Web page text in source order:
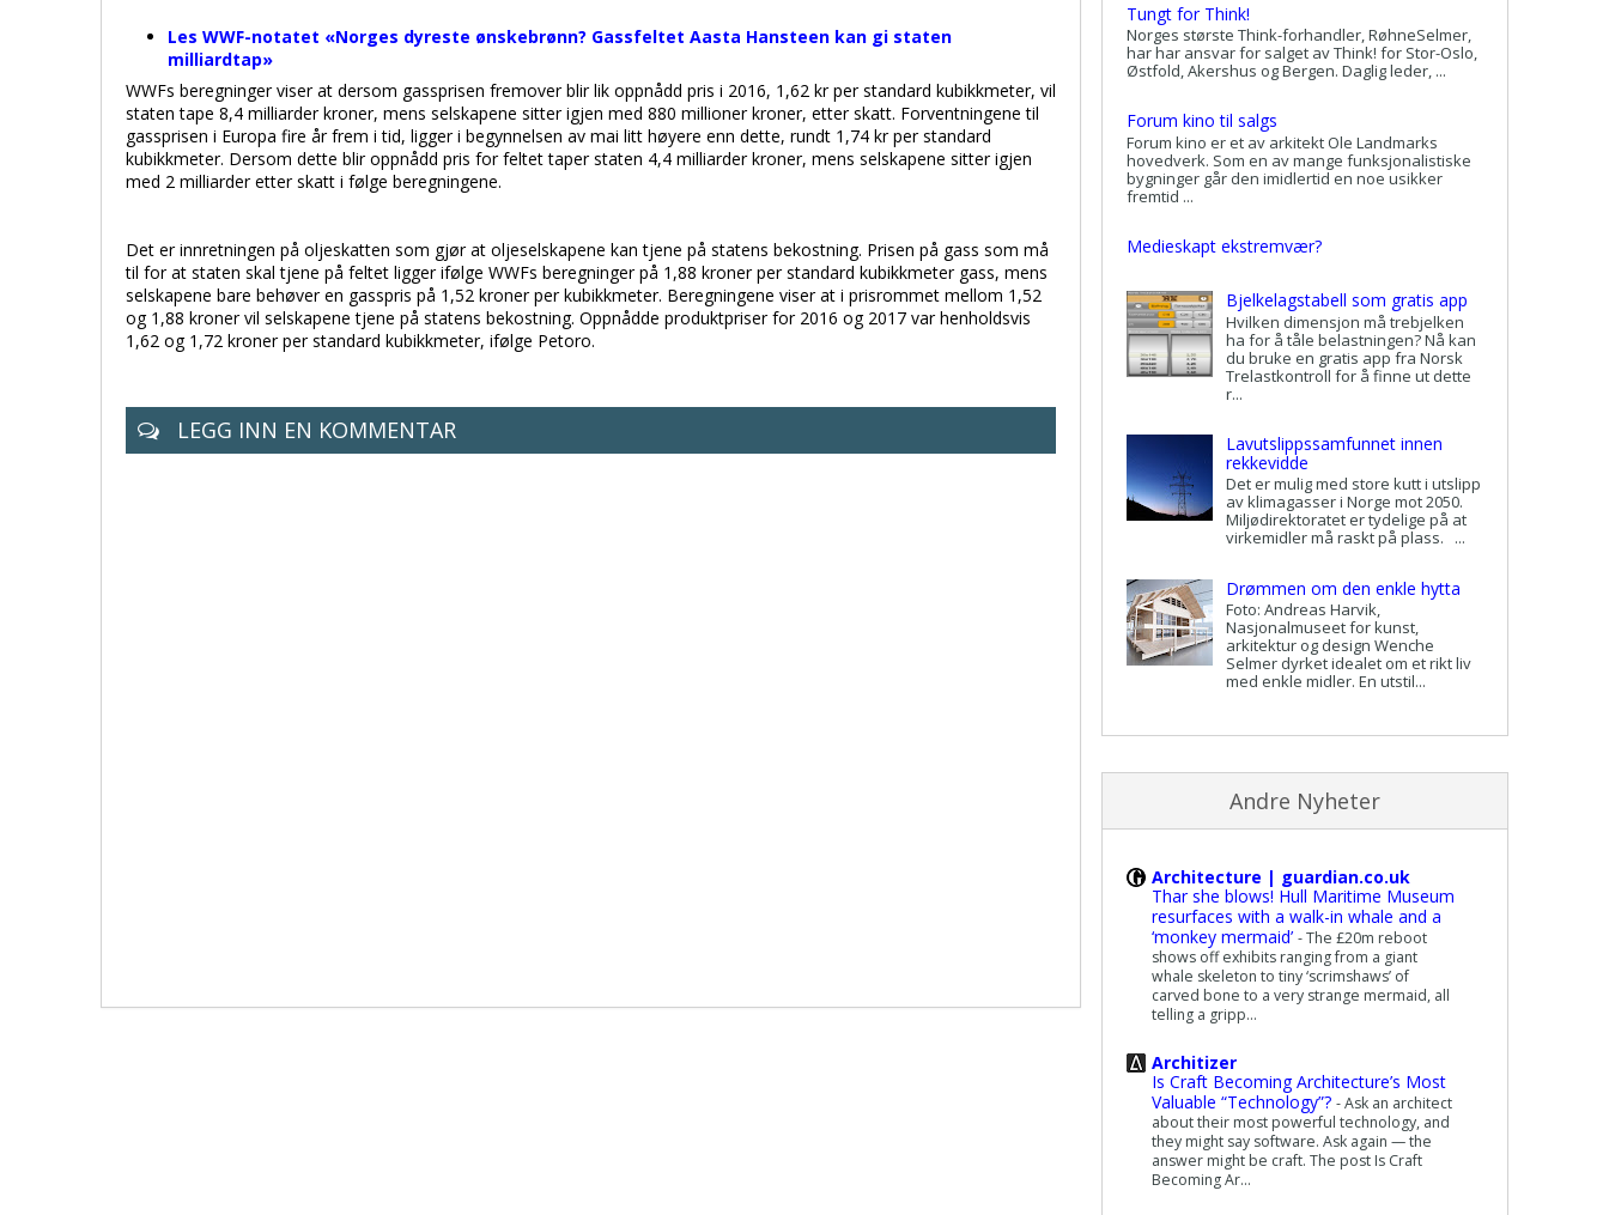
Les WWF-notatet «Norges dyreste ønskebrønn? Gassfeltet Aasta Hansteen kan gi staten
milliardtap»
WWFs beregninger viser at dersom gassprisen fremover blir lik oppnådd pris i 2016, 1,62 kr per standard kubikkmeter, vil
staten tape 8,4 milliarder kroner, mens selskapene sitter igjen med 880 millioner kroner, etter skatt. Forventningene til
gassprisen i Europa fire år frem i tid, ligger i begynnelsen av mai litt høyere enn dette, rundt 1,74 kr per standard
kubikkmeter. Dersom dette blir oppnådd pris for feltet taper staten 4,4 milliarder kroner, mens selskapene sitter igjen
med 2 milliarder etter skatt i følge beregningene.
Det er innretningen på oljeskatten som gjør at oljeselskapene kan tjene på statens bekostning. Prisen på gass som må
til for at staten skal tjene på feltet ligger ifølge WWFs beregninger på 1,88 kroner per standard kubikkmeter gass, mens
selskapene bare behøver en gasspris på 1,52 kroner per kubikkmeter. Beregningene viser at i prisrommet mellom 1,52
og 1,88 kroner vil selskapene tjene på statens bekostning. Oppnådde produktpriser for 2016 og 2017 var henholdsvis
1,62 og 1,72 kroner per standard kubikkmeter, ifølge Petoro.
LEGG INN EN KOMMENTAR
Tungt for Think!
Norges største Think-forhandler, RøhneSelmer,
har har ansvar for salget av Think! for Stor-Oslo,
Østfold, Akershus og Bergen. Daglig leder, ...
Forum kino til salgs
Forum kino er et av arkitekt Ole Landmarks
hovedverk. Som en av mange funksjonalistiske
bygninger går den imidlertid en noe usikker
fremtid ...
Medieskapt ekstremvær?
Bjelkelagstabell som gratis app
Hvilken dimensjon må trebjelken
ha for å tåle belastningen? Nå kan
du bruke en gratis app fra Norsk
Trelastkontroll for å finne ut dette
r...
Lavutslippssamfunnet innen
rekkevidde
Det er mulig med store kutt i utslipp
av klimagasser i Norge mot 2050.
Miljødirektoratet er tydelige på at
virkemidler må raskt på plass. ...
Drømmen om den enkle hytta
Foto: Andreas Harvik,
Nasjonalmuseet for kunst,
arkitektur og design Wenche
Selmer dyrket idealet om et rikt liv
med enkle midler. En utstil...
Andre Nyheter
Architecture | guardian.co.uk
Thar she blows! Hull Maritime Museum
resurfaces with a walk-in whale and a
‘monkey mermaid’ -The £20m reboot
shows off exhibits ranging from a giant
whale skeleton to tiny ‘scrimshaws’ of
carved bone to a very strange mermaid, all
telling a gripp...
Architizer
Is Craft Becoming Architecture’s Most
Valuable “Technology”? -Ask an architect
about their most powerful technology, and
they might say software. Ask again — the
answer might be craft. The post Is Craft
Becoming Ar...